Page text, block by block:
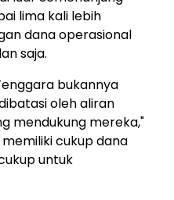
lima kali lebih
dana operasional
saja.
bukannya
oleh aliran
mendukung mereka,"
cukup dana
untuk